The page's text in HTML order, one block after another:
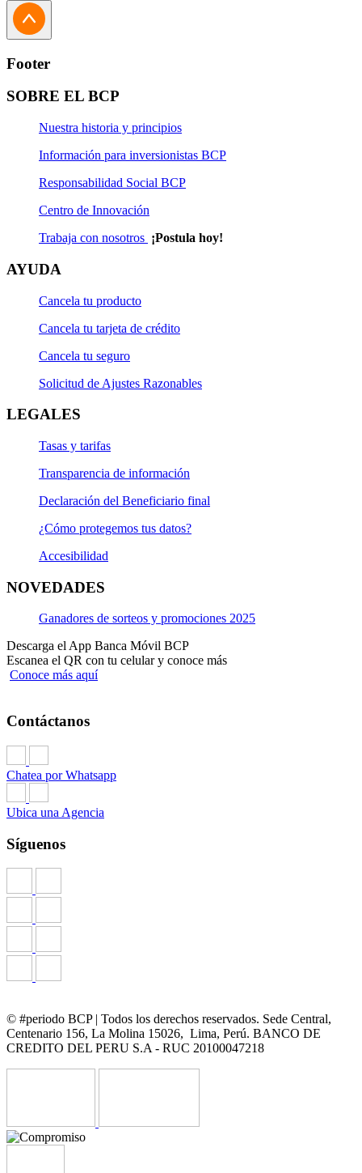
Footer
SOBRE EL BCP
Nuestra historia y principios
Información para inversionistas BCP
Responsabilidad Social BCP
Centro de Innovación
Trabaja con nosotros ¡Postula hoy!
AYUDA
Cancela tu producto
Cancela tu tarjeta de crédito
Cancela tu seguro
Solicitud de Ajustes Razonables
LEGALES
Tasas y tarifas
Transparencia de información
Declaración del Beneficiario final
¿Cómo protegemos tus datos?
Accesibilidad
NOVEDADES
Ganadores de sorteos y promociones 2025
Descarga el App Banca Móvil BCP
Escanea el QR con tu celular y conoce más
Conoce más aquí
Contáctanos
Chatea por Whatsapp
Ubica una Agencia
Síguenos
© #periodo BCP | Todos los derechos reservados. Sede Central,
Centenario 156, La Molina 15026, Lima, Perú. BANCO DE
CREDITO DEL PERU S.A - RUC 20100047218